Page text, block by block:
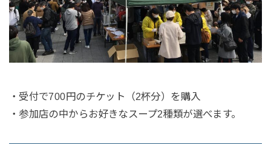
・受付で700円のチケット（2杯分）を購入
・参加店の中からお好きなスープ2種類が選べます。